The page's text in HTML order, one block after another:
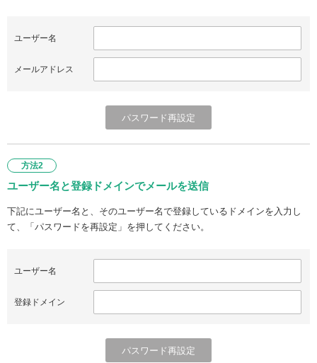
ユーザー名
メールアドレス
方法2
ユーザー名と登録ドメインでメールを送信
下記にユーザー名と、そのユーザー名で登録しているドメインを入力し
て、「パスワードを再設定」を押してください。
ユーザー名
登録ドメイン